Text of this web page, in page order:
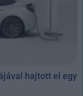
hajtott el egy